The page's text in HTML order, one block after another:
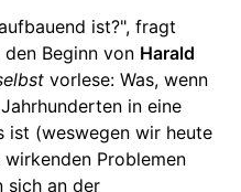
ist?", fragt
Beginn von Harald
vorlese: Was, wenn
in eine
ist (weswegen wir heute
Problemen
sich an der